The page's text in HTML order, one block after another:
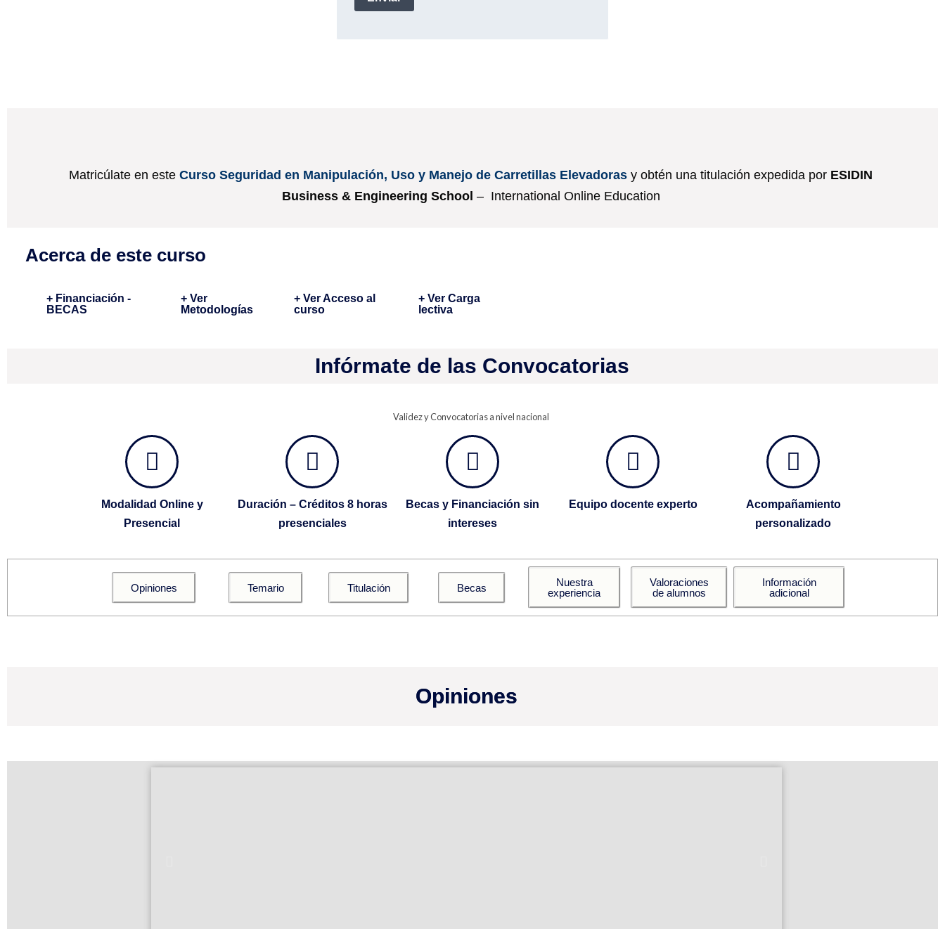
Matricúlate en esteCurso Seguridad en Manipulación, Uso y Manejo de Carretillas Elevadoras y obtén una titulación expedida por ESIDIN
Business & Engineering School – International Online Education
Acerca de este curso
+ Financiación -
BECAS
+ Ver
Metodologías
+ Ver Acceso al
curso
+ Ver Carga
lectiva
Infórmate de las Convocatorias
Validez y Convocatorias a nivel nacional
Modalidad Online y
Presencial
Duración – Créditos 8 horas
presenciales
Becas y Financiación sin
intereses
Equipo docente experto
Acompañamiento
personalizado
Opiniones Temario Titulación Becas
Nuestra
experiencia
Valoraciones
de alumnos
Información
adicional
Opiniones